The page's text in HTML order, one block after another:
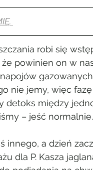
robi się
że powinien on w
nie jemy, więc
detoks między
– jeść
innego, a dzień
dla P. Kasza